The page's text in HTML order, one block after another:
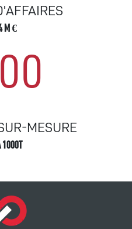
M €
MESURE
1000T